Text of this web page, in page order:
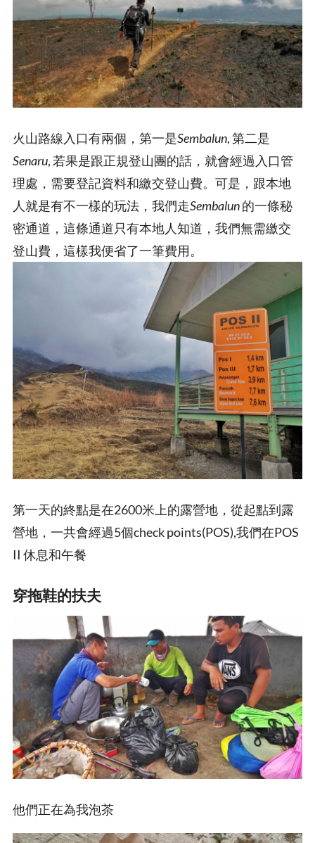
火山路線入口有兩個，第一是Sembalun, 第二是
Senaru, 若果是跟正規登山團的話，就會經過入口管
理處，需要登記資料和繳交登山費。可是，跟本地
人就是有不一樣的玩法，我們走Sembalun的一條秘
密通道，這條通道只有本地人知道，我們無需繳交
登山費，這樣我便省了一筆費用。
第一天的終點是在2600米上的露營地，從起點到露
營地，一共會經過5個check points(POS),我們在POS
II 休息和午餐
穿拖鞋的扶夫
他們正在為我泡茶